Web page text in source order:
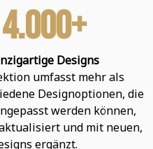
4.000+
Designs
umfasst mehr als
Designoptionen, die
werden können,
und mit neuen,
ergänzt.